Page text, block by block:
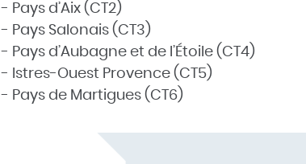
- Pays d’Aix (CT2)
- Pays Salonais (CT3)
- Pays d’Aubagne et de l’Étoile (CT4)
- Istres-Ouest Provence (CT5)
- Pays de Martigues (CT6)